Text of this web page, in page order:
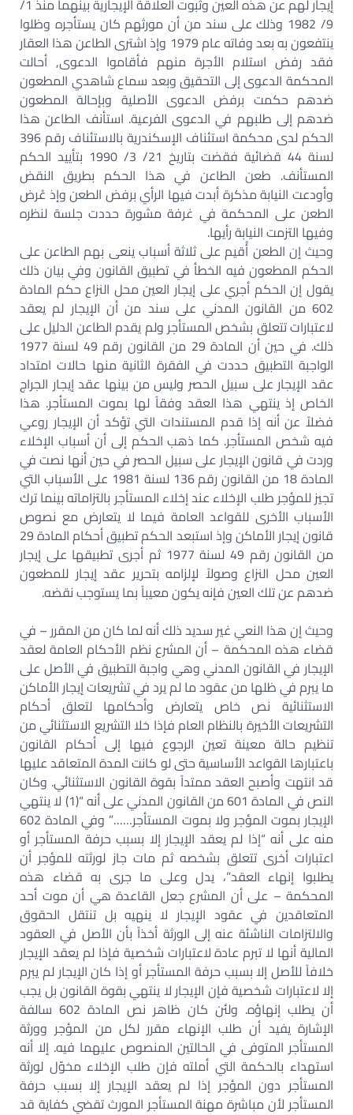
إيجار لهم عن هذه العين وثبوت العلاقة الإيجارية بينهما منذ 1/
9/ 1982 وذلك على سند من أن مورثهم كان يستأجره وظلوا
ينتفعون به بعد وفاته عام 1979 وإذ اشترى الطاعن هذا العقار
فقد رفض استلام الأجرة منهم فأقاموا الدعوى, أحالت
المحكمة الدعوى إلى التحقيق وبعد سماع شاهدي المطعون
ضدهم حكمت برفض الدعوى الأصلية وبإحالة المطعون
ضدهم إلى طلبهم في الدعوى الفرعية. استأنف الطاعن هذا
الحكم لدى محكمة استئناف الإسكندرية بالاستئناف رقم 396
لسنة 44 قضائية فقضت بتاريخ 21/ 3/ 1990 بتأييد الحكم
المستأنف. طعن الطاعن في هذا الحكم بطريق النقض
وأودعت النيابة مذكرة أبدت فيها الرأي برفض الطعن وإذ عُرض
الطعن على المحكمة في غرفة مشورة حددت جلسة لنظره
وفيها التزمت النيابة رأيها.
وحيث إن الطعن أُقيم على ثلاثة أسباب ينعى بهم الطاعن على
الحكم المطعون فيه الخطأ في تطبيق القانون وفي بيان ذلك
يقول إن الحكم أجري على إيجار العين محل النزاع حكم المادة
602 من القانون المدني على سند من أن الإيجار لم يعقد
لاعتبارات تتعلق بشخص المستأجر ولم يقدم الطاعن الدليل على
ذلك. في حين أن المادة 29 من القانون رقم 49 لسنة 1977
الواجبة التطبيق حددت في الفقرة الثانية منها حالات امتداد
عقد الإيجار على سبيل الحصر وليس من بينها عقد إيجار الجراج
الخاص إذ ينتهي هذا العقد وفقاً لها بموت المستأجر. هذا
فضلاً عن أنه إذا قدم المستندات التي تؤكد أن الإيجار روعي
فيه شخص المستأجر. كما ذهب الحكم إلى أن أسباب الإخلاء
وردت في قانون الإيجار على سبيل الحصر في حين أنها نصت في
المادة 18 من القانون رقم 136 لسنة 1981 على الأسباب التي
تجيز للمؤجر طلب الإخلاء عند إخلاء المستأجر بالتزاماته بينما ترك
الأسباب الأخرى للقواعد العامة فيما لا يتعارض مع نصوص
قانون إيجار الأماكن وإذ استبعد الحكم تطبيق أحكام المادة 29
من القانون رقم 49 لسنة 1977 ثم أجرى تطبيقها على إيجار
العين محل النزاع وصولاً لإلزامه بتحرير عقد إيجار للمطعون
ضدهم عن تلك العين فإنه يكون معيباً بما يستوجب نقضه.
وحيث إن هذا النعي غير سديد ذلك أنه لما كان من المقرر – في
قضاء هذه المحكمة – أن المشرع نظم الأحكام العامة لعقد
الإيجار في القانون المدني وهي واجبة التطبيق في الأصل على
ما يبرم في ظلها من عقود ما لم يرد في تشريعات إيجار الأماكن
الاستثنائية نص خاص يتعارض وأحكامها لتعلق أحكام
التشريعات الأخيرة بالنظام العام فإذا خلا التشريع الاستثنائي من
تنظيم حالة معينة تعين الرجوع فيها إلى أحكام القانون
باعتبارها القواعد الأساسية حتى لو كانت المدة المتعاقد عليها
قد انتهت وأصبح العقد ممتداً بقوة القانون الاستثنائي. وكان
النص في المادة 601 من القانون المدني على أنه “(1) لا ينتهي
الإيجار بموت المؤجر ولا بموت المستأجر……” وفي المادة 602
منه على أنه “إذا لم يعقد الإيجار إلا بسبب حرفة المستأجر أو
اعتبارات أخرى تتعلق بشخصه ثم مات جاز لورثته للمؤجر أن
يطلبوا إنهاء العقد”، يدل وعلى ما جرى به قضاء هذه
المحكمة – على أن المشرع جعل القاعدة هي أن موت أحد
المتعاقدين في عقود الإيجار لا ينهيه بل تنتقل الحقوق
والالتزامات الناشئة عنه إلى الورثة أخذاً بأن الأصل في العقود
المالية أنها لا تبرم عادة لاعتبارات شخصية فإذا لم يعقد الإيجار
خلافاً للأصل إلا بسبب حرفة المستأجر أو إذا كان الإيجار لم يبرم
إلا لاعتبارات شخصية فإن الإيجار لا ينتهي بقوة القانون بل يجب
أن يطلب إنهاؤه. ولئن كان ظاهر نص المادة 602 سالفة
الإشارة يفيد أن طلب الإنهاء مقرر لكل من المؤجر وورثة
المستأجر المتوفى في الحالتين المنصوص عليهما فيه. إلا أنه
استهداء بالحكمة التي أملته فإن طلب الإخلاء مخوّل لورثة
المستأجر دون المؤجر إذا لم يعقد الإيجار إلا بسبب حرفة
المستأجر لأن مباشرة مهنة المستأجر المورث تقضي كفاية قد